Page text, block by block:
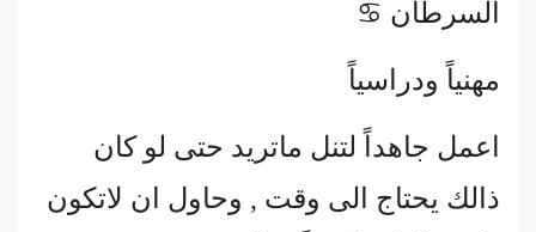
السرطان ♋
مهنياً ودراسياً
اعمل جاهداً لتنل ماتريد حتى لو كان
ذالك يحتاج الى وقت , وحاول ان لاتكون